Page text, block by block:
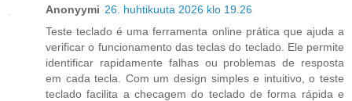
Anonyymi 26. huhtikuuta 2026 klo 19.26
Teste teclado é uma ferramenta online prática que ajuda a
verificar o funcionamento das teclas do teclado. Ele permite
identificar rapidamente falhas ou problemas de resposta
em cada tecla. Com um design simples e intuitivo, o teste
teclado facilita a checagem do teclado de forma rápida e